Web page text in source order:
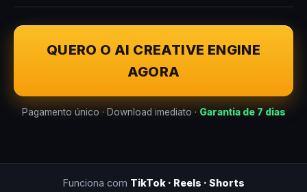
QUERO O AI CREATIVE ENGINE
AGORA
Pagamento único · Download imediato · Garantia de 7 dias
Funciona com TikTok · Reels · Shorts